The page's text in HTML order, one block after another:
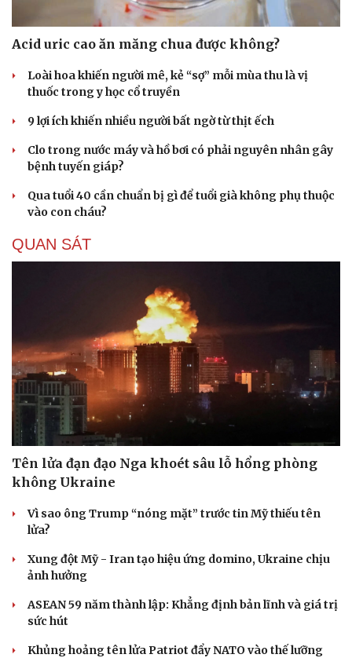
Du lịch
Tư vấn
Câu chuyện thời sự
Acid uric cao ăn măng chua được không?
Loài hoa khiến người mê, kẻ “sợ” mỗi mùa thu là vị
thuốc trong y học cổ truyền
9 lợi ích khiến nhiều người bất ngờ từ thịt ếch
Clo trong nước máy và hồ bơi có phải nguyên nhân gây
bệnh tuyến giáp?
Qua tuổi 40 cần chuẩn bị gì để tuổi già không phụ thuộc
vào con cháu?
QUAN SÁT
Tên lửa đạn đạo Nga khoét sâu lỗ hổng phòng
không Ukraine
Vì sao ông Trump “nóng mặt” trước tin Mỹ thiếu tên
lửa?
Xung đột Mỹ - Iran tạo hiệu ứng domino, Ukraine chịu
ảnh hưởng
ASEAN 59 năm thành lập: Khẳng định bản lĩnh và giá trị
sức hút
Khủng hoảng tên lửa Patriot đẩy NATO vào thế lưỡng